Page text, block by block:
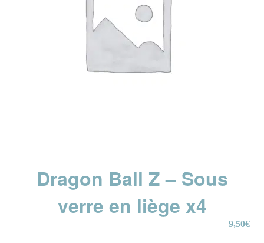
Dragon Ball Z – Sous
verre en liège x4
9,50€